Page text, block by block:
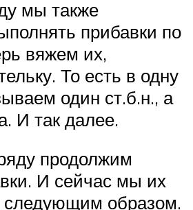
мы также
прибавки по
вяжем их,
То есть в одну
один ст.б.н., а
И так далее.
продолжим
И сейчас мы их
следующим образом.